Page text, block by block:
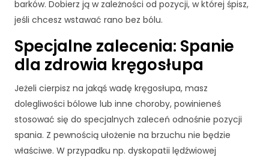
barków. Dobierz ją w zależności od pozycji, w której śpisz,
jeśli chcesz wstawać rano bez bólu.
Specjalne zalecenia: Spanie
dla zdrowia kręgosłupa
Jeżeli cierpisz na jakąś wadę kręgosłupa, masz
dolegliwości bólowe lub inne choroby, powinieneś
stosować się do specjalnych zaleceń odnośnie pozycji
spania. Z pewnością ułożenie na brzuchu nie będzie
właściwe. W przypadku np. dyskopatii lędźwiowej
o
j
g
o
p
e
jś
ci
a
n